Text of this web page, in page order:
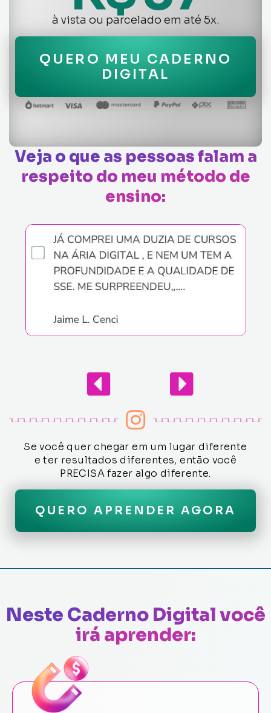
à vista ou parcelado em até 5x.
QUERO MEU CADERNO
DIGITAL
Veja o que as pessoas falam a
respeito do meu método de
ensino:
Se você quer chegar em um lugar diferente
e ter resultados diferentes, então você
PRECISA fazer algo diferente.
QUERO APRENDER AGORA
Neste Caderno Digital você
irá aprender: